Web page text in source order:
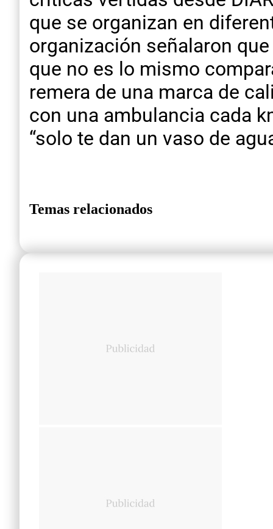
que se organizan en
organización señalaron
que no es lo mismo
remera de una marca de
con una ambulancia cada
“solo te dan un vaso de
Temas relacionados